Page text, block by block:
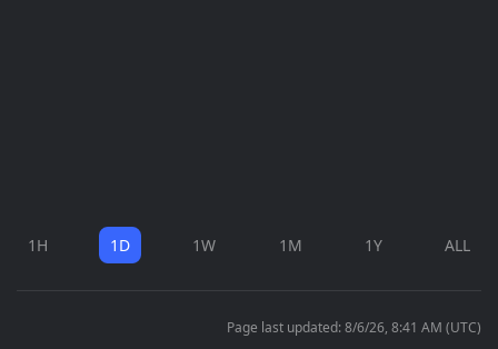
1H 1D 1W 1M 1Y ALL
Page last updated: 8/6/26, 8:41 AM (UTC)